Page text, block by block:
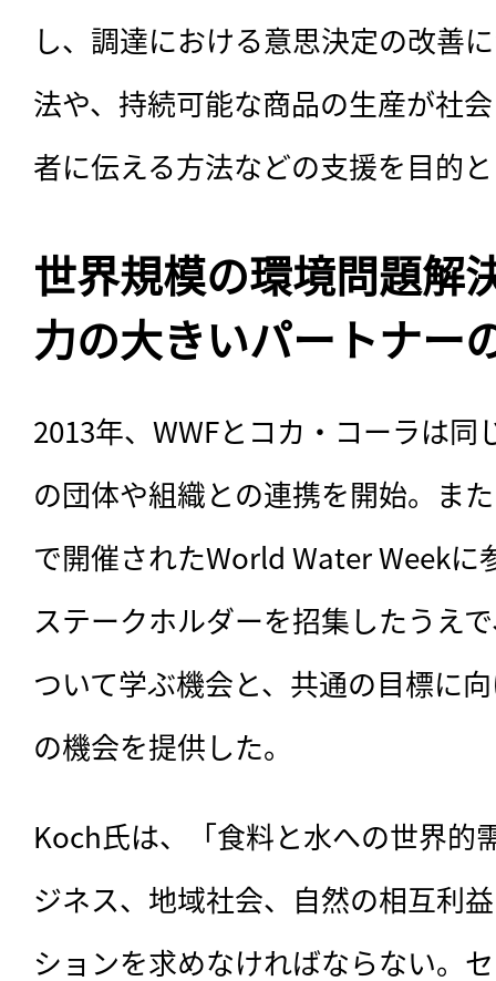
し、調達における意思決定の改善
法や、持続可能な商品の生産が社
者に伝える方法などの支援を目的
世界規模の環境問題解
力の大きいパートナー
2013年、WWFとコカ・コーラは
の団体や組織との連携を開始。ま
で開催されたWorld Water Weekに
ステークホルダーを招集したうえ
ついて学ぶ機会と、共通の目標に
の機会を提供した。
Koch氏は、「食料と水への世界的
ジネス、地域社会、自然の相互利
ションを求めなければならない。